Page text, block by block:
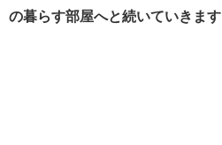
の暮らす部屋へと続いていきます